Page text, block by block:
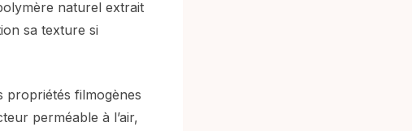
naturel extrait
sa texture si
propriétés filmogènes
perméable à l’air,